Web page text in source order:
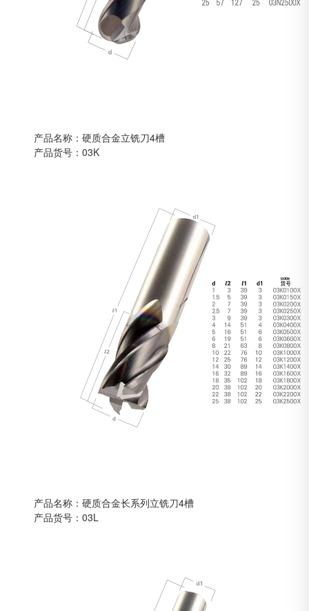
产品名称：硬质合金立铣刀4槽
产品货号：03K
产品名称：硬质合金长系列立铣刀4槽
产品货号：03L